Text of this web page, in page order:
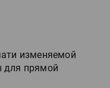
изменяемой
для прямой